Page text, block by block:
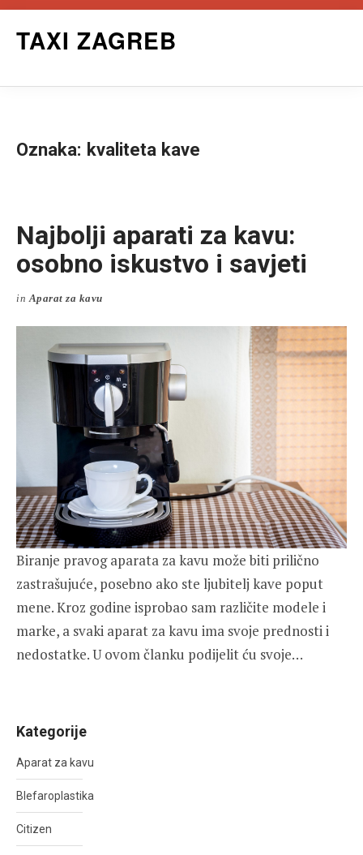
TAXI ZAGREB
Oznaka: kvaliteta kave
Najbolji aparati za kavu:
osobno iskustvo i savjeti
inAparat za kavu
Biranje pravog aparata za kavu može biti prilično
zastrašujuće, posebno ako ste ljubitelj kave poput
mene. Kroz godine isprobao sam različite modele i
marke, a svaki aparat za kavu ima svoje prednosti i
nedostatke. U ovom članku podijelit ću svoje…
Kategorije
Aparat za kavu
Blefaroplastika
Citizen